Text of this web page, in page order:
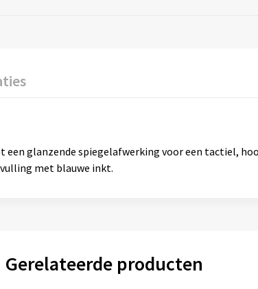
glanzende spiegelafwerking voor een tactiel,
met blauwe inkt.
Gerelateerde producten